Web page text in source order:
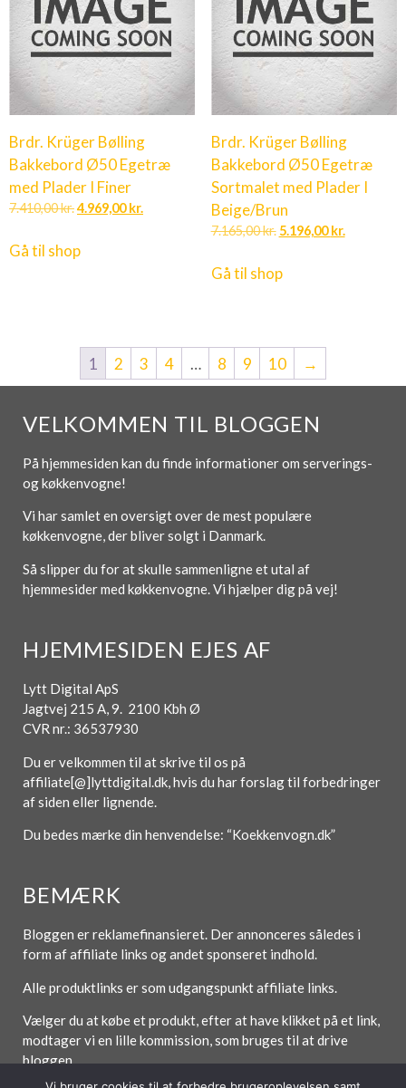
Brdr. Krüger Bølling
Bakkebord Ø50 Egetræ
med Plader I Finer
7.410,00kr.4.969,00kr.
Gå til shop
Brdr. Krüger Bølling
Bakkebord Ø50 Egetræ
Sortmalet med Plader I
Beige/Brun
7.165,00kr. 5.196,00kr.
Gå til shop
1 2 3 4 … 8 9 10 →
VELKOMMEN TIL BLOGGEN
På hjemmesiden kan du finde informationer om serverings-
og køkkenvogne!
Vi har samlet en oversigt over de mest populære
køkkenvogne, der bliver solgt i Danmark.
Så slipper du for at skulle sammenligne et utal af
hjemmesider med køkkenvogne. Vi hjælper dig på vej!
HJEMMESIDEN EJES AF
Lytt Digital ApS
Jagtvej 215 A, 9. 2100 Kbh Ø
CVR nr.: 36537930
Du er velkommen til at skrive til os på
affiliate[@]lyttdigital.dk, hvis du har forslag til forbedringer
af siden eller lignende.
Du bedes mærke din henvendelse: “Koekkenvogn.dk”
BEMÆRK
Bloggen er reklamefinansieret. Der annonceres således i
form af affiliate links og andet sponseret indhold.
Alle produktlinks er som udgangspunkt affiliate links.
Vælger du at købe et produkt, efter at have klikket på et link,
modtager vi en lille kommission, som bruges til at drive
bloggen.